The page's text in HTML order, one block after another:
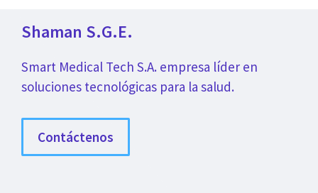
Shaman S.G.E.
Smart Medical Tech S.A. empresa líder en
soluciones tecnológicas para la salud.
Contáctenos